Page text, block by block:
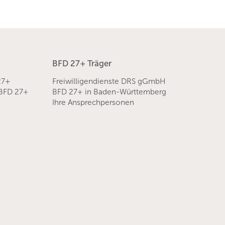
27+
BFD 27+ Träger
Freiwilligendienste DRS gGmbH
BFD 27+ in Baden-Württemberg
Ihre Ansprechpersonen